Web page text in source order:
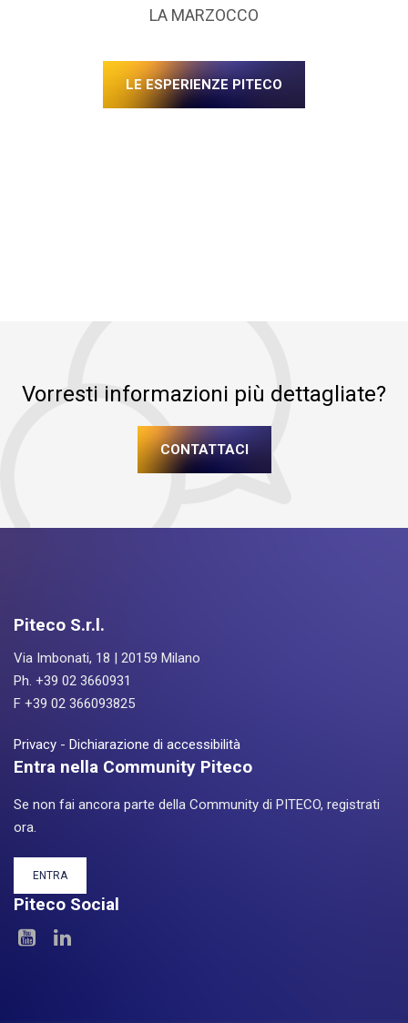
LA MARZOCCO
LE ESPERIENZE PITECO
Vorresti informazioni più dettagliate?
CONTATTACI
Piteco S.r.l.
Via Imbonati, 18 | 20159 Milano
Ph. +39 02 3660931
F +39 02 366093825
Privacy - Dichiarazione di accessibilità
Entra nella Community Piteco
Se non fai ancora parte della Community di PITECO, registrati
ora.
ENTRA
Piteco Social